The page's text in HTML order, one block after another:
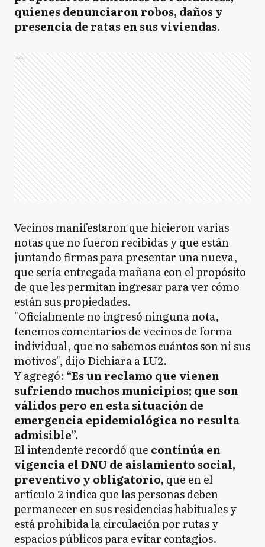
quienes denunciaron robos, daños y
presencia de ratas en sus viviendas.
Ads
Vecinos manifestaron que hicieron varias
notas que no fueron recibidas y que están
juntando firmas para presentar una nueva,
que sería entregada mañana con el propósito
de que les permitan ingresar para ver cómo
están sus propiedades.
"Oficialmente no ingresó ninguna nota,
tenemos comentarios de vecinos de forma
individual, que no sabemos cuántos son ni sus
motivos", dijo Dichiara a LU2.
Y agregó: “Es un reclamo que vienen
sufriendo muchos municipios; que son
válidos pero en esta situación de
emergencia epidemiológica no resulta
admisible”.
El intendente recordó que continúa en
vigencia el DNU de aislamiento social,
preventivo y obligatorio, que en el
artículo 2 indica que las personas deben
permanecer en sus residencias habituales y
está prohibida la circulación por rutas y
espacios públicos para evitar contagios.